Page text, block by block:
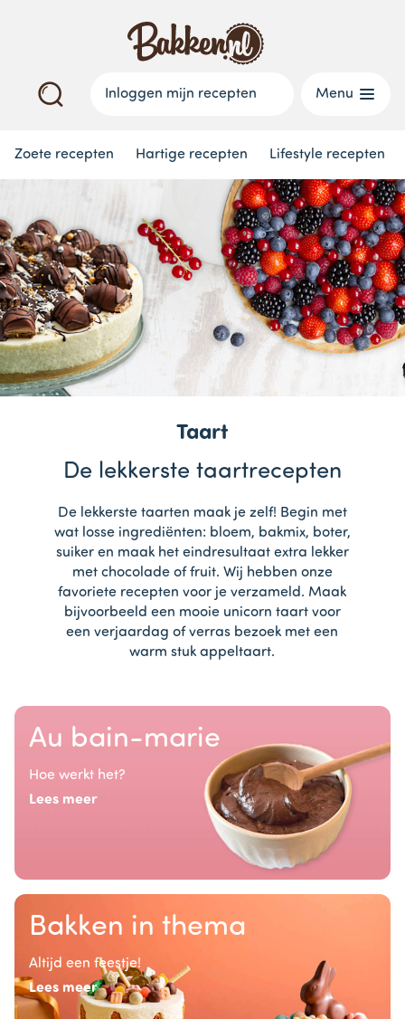
Inloggen mijn recepten Menu
Zoete recepten Hartige recepten Lifestyle recepten
Taart
De lekkerste taartrecepten
De lekkerste taarten maak je zelf! Begin met
wat losse ingrediënten: bloem, bakmix, boter,
suiker en maak het eindresultaat extra lekker
met chocolade of fruit. Wij hebben onze
favoriete recepten voor je verzameld. Maak
bijvoorbeeld een mooie unicorn taart voor
een verjaardag of verras bezoek met een
warm stuk appeltaart.
Au bain-marie
Hoe werkt het?
Lees meer
Bakken in thema
Altijd een feestje!
Lees meer